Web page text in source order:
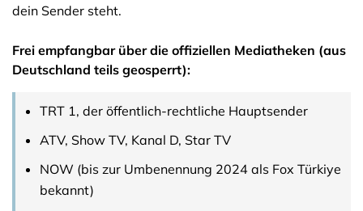
dein Sender steht.
Frei empfangbar über die offiziellen Mediatheken (aus
Deutschland teils geosperrt):
TRT 1, der öffentlich-rechtliche Hauptsender
ATV, Show TV, Kanal D, Star TV
NOW (bis zur Umbenennung 2024 als Fox Türkiye
bekannt)